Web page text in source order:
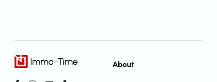
About